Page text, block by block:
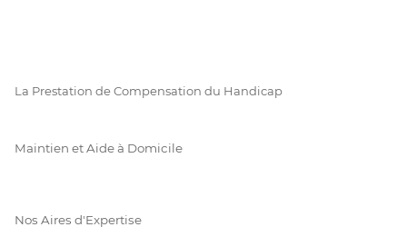
La Prestation de Compensation du Handicap
Maintien et Aide à Domicile
Nos Aires d'Expertise